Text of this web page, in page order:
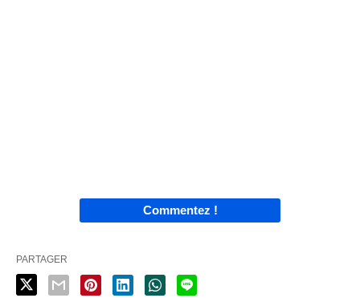
Commentez !
PARTAGER